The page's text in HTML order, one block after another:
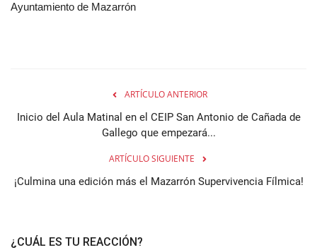
Ayuntamiento de Mazarrón
ARTÍCULO ANTERIOR
Inicio del Aula Matinal en el CEIP San Antonio de Cañada de
Gallego que empezará...
ARTÍCULO SIGUIENTE
¡Culmina una edición más el Mazarrón Supervivencia Fílmica!
¿CUÁL ES TU REACCIÓN?